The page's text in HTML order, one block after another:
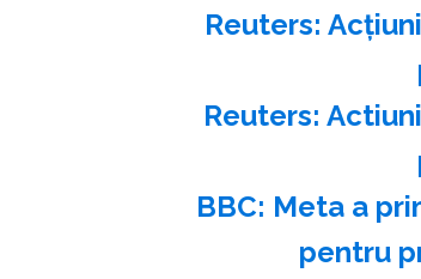
Reuters:
Reuters:
BBC: Meta a
pentru